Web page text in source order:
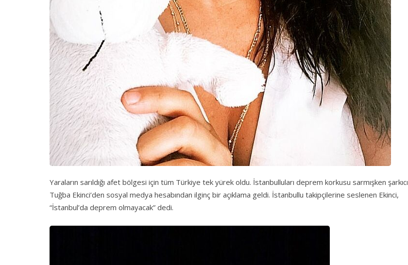
Yaraların sarıldığı afet bölgesi için tüm Türkiye tek yürek oldu. İstanbulluları deprem korkusu sarmışken şarkıcı
Tuğba Ekinci’den sosyal medya hesabından ilginç bir açıklama geldi. İstanbullu takipçilerine seslenen Ekinci,
“İstanbul’da deprem olmayacak” dedi.